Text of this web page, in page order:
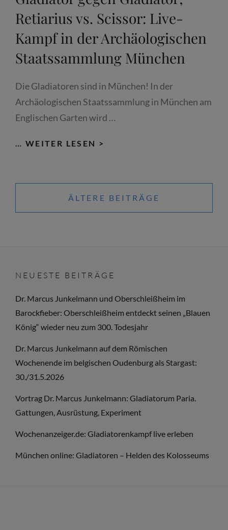
Retiarius vs. Scissor: Live-
Kampf in der Archäologischen
Staatssammlung München
Die Gladiatoren sind in München! In der
Archäologischen Staatssammlung in München am
Englischen Garten wird …
… WEITER LESEN >
RETIARIUS
VS.
SCISSOR:
DER
STAATSSAMMLUNG
MÜNCHEN
Beitragsnavigation
ÄLTERE BEITRÄGE
NEUESTE BEITRÄGE
Dr. Marcus Junkelmann und Oberschleißheim im
Barockfieber: Oberschleißheim entdeckt seinen „Blauen
König“ wieder neu zum 300. Todesjahr
Dr. Marcus Junkelmann auf dem Römischen
Wochenende im belgischen Oudenburg als Stargast:
30./31.5.2026
Vortrag Dr. Marcus Junkelmann: Gladiatorum Paria.
Gattungen, Ausrüstung, Experiment
Wochenanzeiger.de: Gladiatorenkampf live erleben
München online: Gladiatoren – Helden des Kolosseums